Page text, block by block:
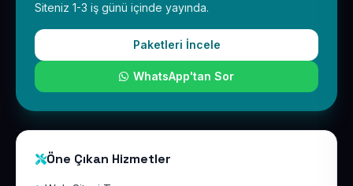
Siteniz 1-3 iş günü içinde yayında.
Paketleri İncele
WhatsApp'tan Sor
Öne Çıkan Hizmetler